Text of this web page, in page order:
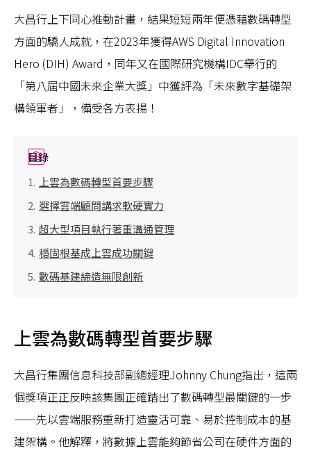
大昌行上下同心推動計畫，結果短短兩年便憑藉數碼轉型
方面的驕人成就，在2023年獲得AWS Digital Innovation
Hero (DIH) Award，同年又在國際研究機構IDC舉行的
「第八屆中國未來企業大獎」中獲評為「未來數字基礎架
構領軍者」，備受各方表揚！
目錄
上雲為數碼轉型首要步驟
選擇雲端顧問講求軟硬實力
超大型項目執行著重溝通管理
穩固根基成上雲成功關鍵
數碼基建締造無限創新
上雲為數碼轉型首要步驟
大昌行集團信息科技部副總經理Johnny Chung指出，這兩
個獎項正正反映該集團正確踏出了數碼轉型最關鍵的一步
——先以雲端服務重新打造靈活可靠、易於控制成本的基
建架構。他解釋，將數據上雲能夠節省公司在硬件方面的